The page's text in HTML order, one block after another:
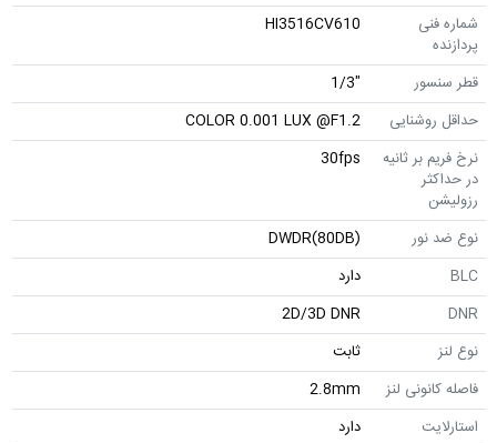
شماره فنی
پردازنده
HI3516CV610
قطر سنسور
"1/3
حداقل روشنایی
COLOR 0.001 LUX @F1.2
نرخ فریم بر ثانیه
در حداکثر
رزولیشن
30fps
نوع ضد نور
DWDR(80DB)
BLC
دارد
DNR
2D/3D DNR
نوع لنز
ثابت
فاصله کانونی لنز
2.8mm
استارلایت
دارد